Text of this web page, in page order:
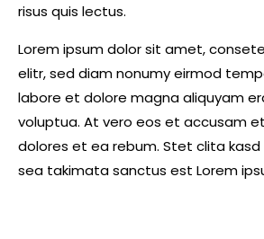
risus quis lectus.
Lorem ipsum dolor sit amet,
elitr, sed diam nonumy eirmod
labore et dolore magna aliquyam
voluptua. At vero eos et accusam
dolores et ea rebum. Stet clita kasd
sea takimata sanctus est Lorem